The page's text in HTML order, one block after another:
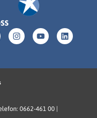
0662-461 00 |